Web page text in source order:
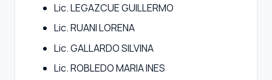
Lic. LEGAZCUE GUILLERMO
Lic. RUANI LORENA
Lic. GALLARDO SILVINA
Lic. ROBLEDO MARIA INES